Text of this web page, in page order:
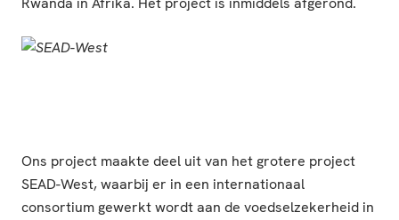
Ons project maakte deel uit van het grotere project
SEAD-West, waarbij er in een internationaal
consortium gewerkt wordt aan de voedselzekerheid in